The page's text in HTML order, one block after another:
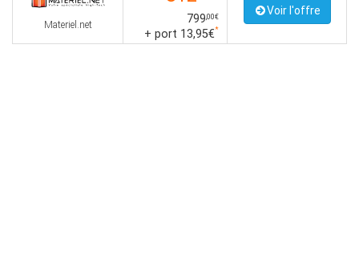
Materiel.net
799,00€
+ port 13,95€*
Voir l'offre